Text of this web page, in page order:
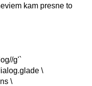
kam presne to
g'`
\
\